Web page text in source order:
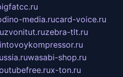
media.rucard-voice.ru
zvonitut.ruzebra-tlt.ru
wasabi-shop.ru
x-ton.ru